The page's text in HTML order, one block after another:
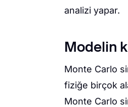
analizi yapar.
Modelin
Monte Carlo
fiziğe birçok
Monte Carlo